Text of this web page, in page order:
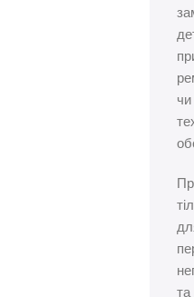
чи
та